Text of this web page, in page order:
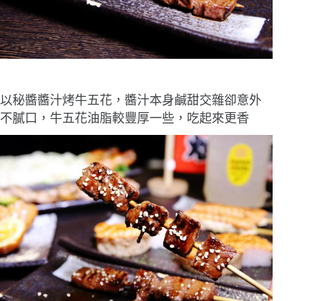
以秘醬醬汁烤牛五花，醬汁本身鹹甜交雜卻意外
不膩口，牛五花油脂較豐厚一些，吃起來更香